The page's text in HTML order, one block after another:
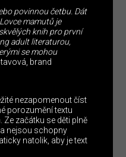
povinnou četbu. Dát
mamutů je
knih pro první
adult literaturou,
se mohou
brand
nezapomenout číst
porozumění textu
Ze začátku se děti plně
nejsou schopny
natolik, aby je text